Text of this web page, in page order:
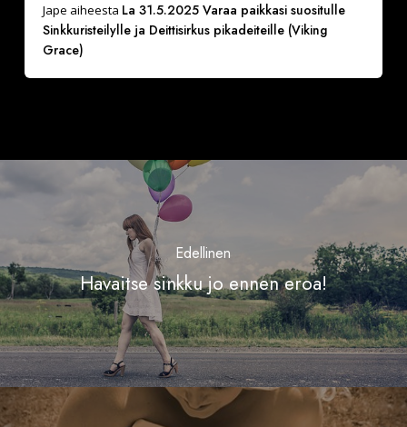
Jape aiheesta La 31.5.2025 Varaa paikkasi suositulle
Sinkkuristeilylle ja Deittisirkus pikadeiteille (Viking
Grace)
Edellinen
Havaitse sinkku jo ennen eroa!